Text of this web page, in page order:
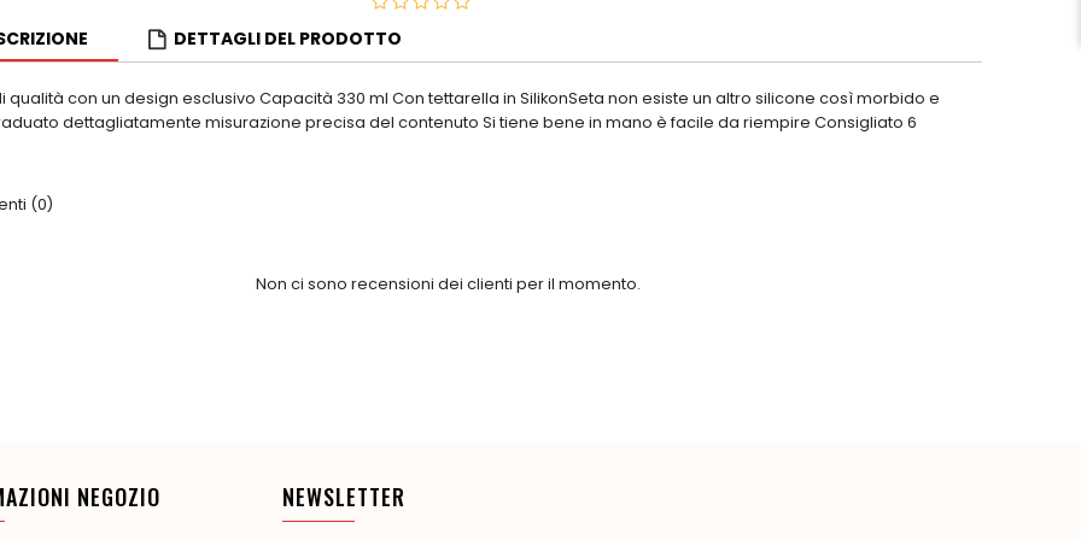
DETTAGLI DEL PRODOTTO
qualità con un design esclusivo Capacità 330 ml Con tettarella in SilikonSeta non esiste un altro silicone così morbido e
dettagliatamente misurazione precisa del contenuto Si tiene bene in mano è facile da riempire Consigliato 6
(0)
Non ci sono recensioni dei clienti per il momento.
NEGOZIO NEWSLETTER